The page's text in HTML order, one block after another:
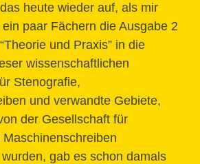
heute wieder auf, als mir
paar Fächern die Ausgabe 2
und Praxis” in die
wissenschaftlichen
Stenografie,
und verwandte Gebiete,
der Gesellschaft für
gab es schon damals